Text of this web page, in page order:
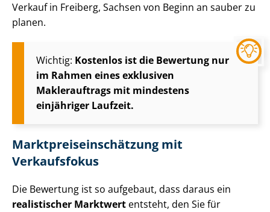
Verkauf in Freiberg, Sachsen von Beginn an sauber zu
planen.
Wichtig: Kostenlos ist die Bewertung nur
im Rahmen eines exklusiven
Maklerauftrags mit mindestens
einjähriger Laufzeit.
Markt­preis­ein­schät­zung mit
Verkaufsfokus
Die Bewertung ist so aufgebaut, dass daraus ein
realistischer Marktwert entsteht, den Sie für